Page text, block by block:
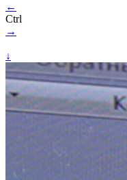
←
Ctrl
→
↓